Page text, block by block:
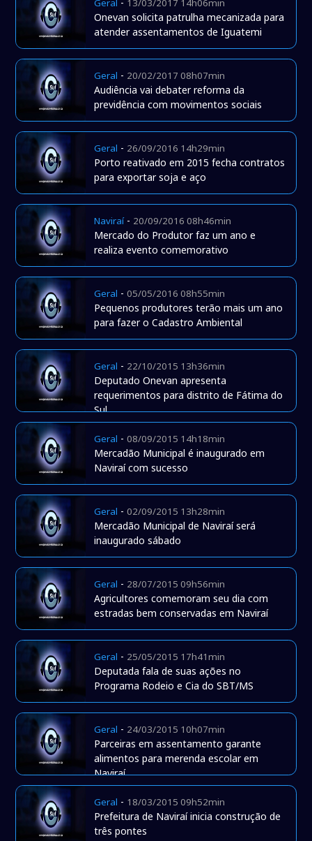
Geral - 13/03/2017 14h06min
Onevan solicita patrulha mecanizada para
atender assentamentos de Iguatemi
Geral - 20/02/2017 08h07min
Audiência vai debater reforma da
previdência com movimentos sociais
Geral - 26/09/2016 14h29min
Porto reativado em 2015 fecha contratos
para exportar soja e aço
Naviraí- 20/09/2016 08h46min
Mercado do Produtor faz um ano e
realiza evento comemorativo
Geral -05/05/2016 08h55min
Pequenos produtores terão mais um ano
para fazer o Cadastro Ambiental
Geral - 22/10/2015 13h36min
Deputado Onevan apresenta
requerimentos para distrito de Fátima do
Sul
Geral -08/09/2015 14h18min
Mercadão Municipal é inaugurado em
Naviraí com sucesso
Geral -02/09/2015 13h28min
Mercadão Municipal de Naviraí será
inaugurado sábado
Geral - 28/07/2015 09h56min
Agricultores comemoram seu dia com
estradas bem conservadas em Naviraí
Geral - 25/05/2015 17h41min
Deputada fala de suas ações no
Programa Rodeio e Cia do SBT/MS
Geral - 24/03/2015 10h07min
Parceiras em assentamento garante
alimentos para merenda escolar em
Naviraí
Geral - 18/03/2015 09h52min
Prefeitura de Naviraí inicia construção de
três pontes